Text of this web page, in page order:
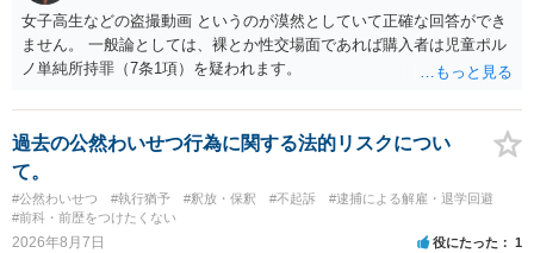
女子高生などの盗撮動画 というのが漠然としていて正確な回答ができ
ません。 一般論としては、裸とか性交場面であれば購入者は児童ポル
ノ単純所持罪（7条1項）を疑われます。
過去の公然わいせつ行為に関する法的リスクについ
て。
#公然わいせつ #執行猶予 #釈放・保釈 #不起訴
#逮捕による解雇・退学回避
#前科・前歴をつけたくない
2026年8月7日 役にたった 1